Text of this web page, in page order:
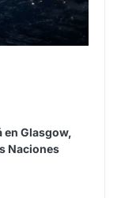
en Glasgow,
Naciones